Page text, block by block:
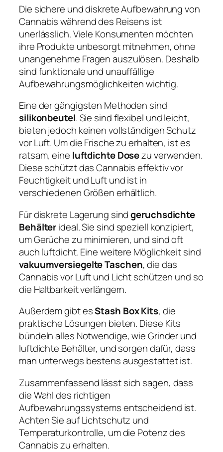
Die sichere und diskrete Aufbewahrung von
Cannabis während des Reisens ist
unerlässlich. Viele Konsumenten möchten
ihre Produkte unbesorgt mitnehmen, ohne
unangenehme Fragen auszulösen. Deshalb
sind funktionale und unauffällige
Aufbewahrungsmöglichkeiten wichtig.
Eine der gängigsten Methoden sind
silikonbeutel. Sie sind flexibel und leicht,
bieten jedoch keinen vollständigen Schutz
vor Luft. Um die Frische zu erhalten, ist es
ratsam, eine luftdichte Dosezu verwenden.
Diese schützt das Cannabis effektiv vor
Feuchtigkeit und Luft und ist in
verschiedenen Größen erhältlich.
Für diskrete Lagerung sindgeruchsdichte
Behälterideal. Sie sind speziell konzipiert,
um Gerüche zu minimieren, und sind oft
auch luftdicht. Eine weitere Möglichkeit sind
vakuumversiegelte Taschen, die das
Cannabis vor Luft und Licht schützen und so
die Haltbarkeit verlängern.
Außerdem gibt esStash Box Kits, die
praktische Lösungen bieten. Diese Kits
bündeln alles Notwendige, wie Grinder und
luftdichte Behälter, und sorgen dafür, dass
man unterwegs bestens ausgestattet ist.
Zusammenfassend lässt sich sagen, dass
die Wahl des richtigen
Aufbewahrungssystems entscheidend ist.
Achten Sie auf Lichtschutz und
Temperaturkontrolle, um die Potenz des
Cannabis zu erhalten.